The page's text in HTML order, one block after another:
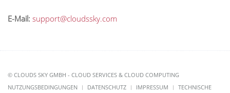
E-Mail: support@cloudssky.com
© CLOUDS SKY GMBH - CLOUD SERVICES & CLOUD COMPUTING
NUTZUNGSBEDINGUNGEN
DATENSCHUTZ IMPRESSUM TECHNISCHE